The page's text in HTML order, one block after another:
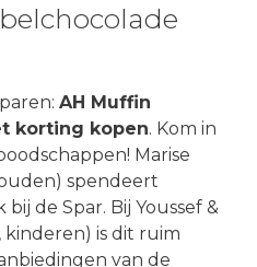
AH Muffin
korting kopen. Kom in
Marise
spendeert
de Spar. Bij Youssef &
is dit ruim
van de